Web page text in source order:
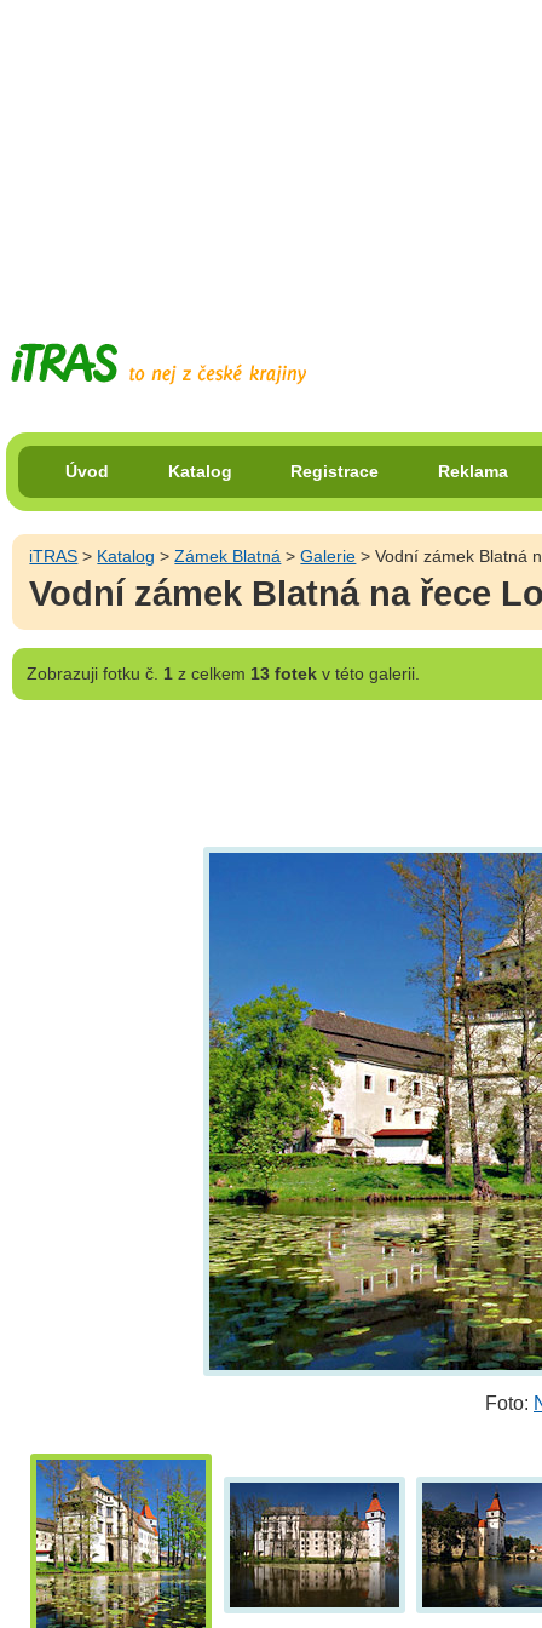
Úvod Katalog Registrace Reklama
iTRAS > Katalog >Zámek Blatná >Galerie > Vodní zámek Blatná
Vodní zámek Blatná na řece
Zobrazujifotku č. 1z celkem 13 fotekv této galerii.
Foto: